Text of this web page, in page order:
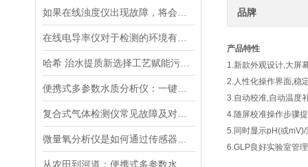
品牌
产品特性
1.新款外观设计,大屏
2.人性化操作界面,稳
3.自动校准,自动温度
4.随屏校准操作步骤
5.同时显示pH(或mV)/
6.GLP良好实验室管